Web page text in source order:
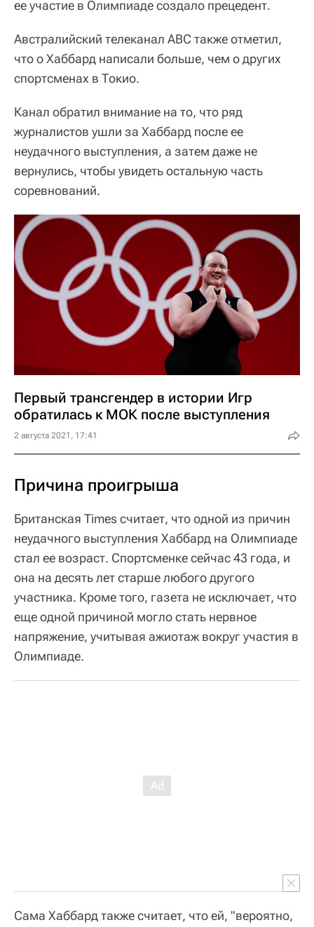
ее участие в Олимпиаде создало прецедент.
Австралийский телеканал ABC также отметил,
что о Хаббард написали больше, чем о других
спортсменах в Токио.
Канал обратил внимание на то, что ряд
журналистов ушли за Хаббард после ее
неудачного выступления, а затем даже не
вернулись, чтобы увидеть остальную часть
соревнований.
Первый трансгендер в истории Игр
обратилась к МОК после выступления
2 августа 2021, 17:41
Причина проигрыша
Британская Times считает, что одной из причин
неудачного выступления Хаббард на Олимпиаде
стал ее возраст. Спортсменке сейчас 43 года, и
она на десять лет старше любого другого
участника. Кроме того, газета не исключает, что
еще одной причиной могло стать нервное
напряжение, учитывая ажиотаж вокруг участия в
Олимпиаде.
Сама Хаббард также считает, что ей, "вероятно,